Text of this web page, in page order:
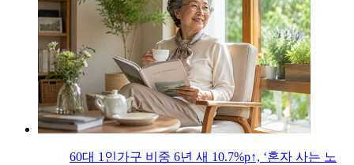
60대 1인가구 비중 6년 새 10.7%p↑, ‘혼자 사는 노